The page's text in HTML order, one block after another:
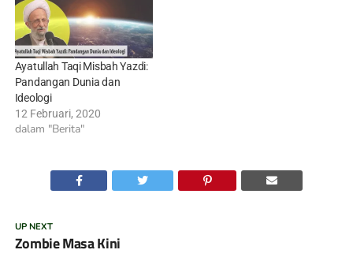
Ayatullah Taqi Misbah Yazdi:
Pandangan Dunia dan
Ideologi
12 Februari, 2020
dalam "Berita"
UP NEXT
Zombie Masa Kini